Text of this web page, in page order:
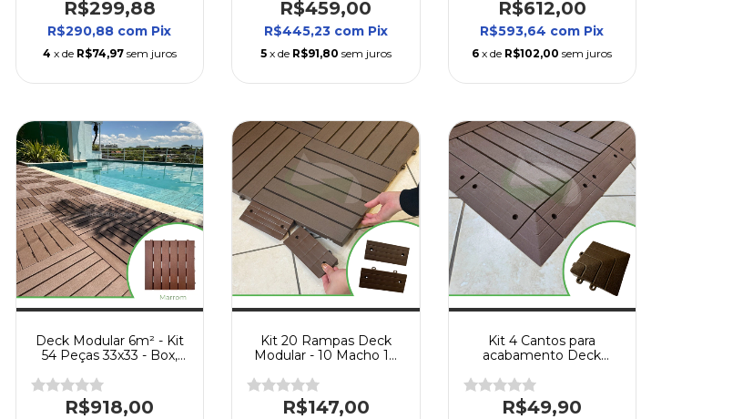
R$299,88
R$290,88 com Pix
4 x de R$74,97 sem juros
R$459,00
R$445,23 com Pix
5 x de R$91,80 sem juros
R$612,00
R$593,64 com Pix
6 x de R$102,00 sem juros
Deck Modular 6m² - Kit
54 Peças 33x33 - Box,
R$918,00
Kit 20 Rampas Deck
Modular - 10 Macho 10
R$147,00
Kit 4 Cantos para
acabamento Deck
Borrachas
R$49,90